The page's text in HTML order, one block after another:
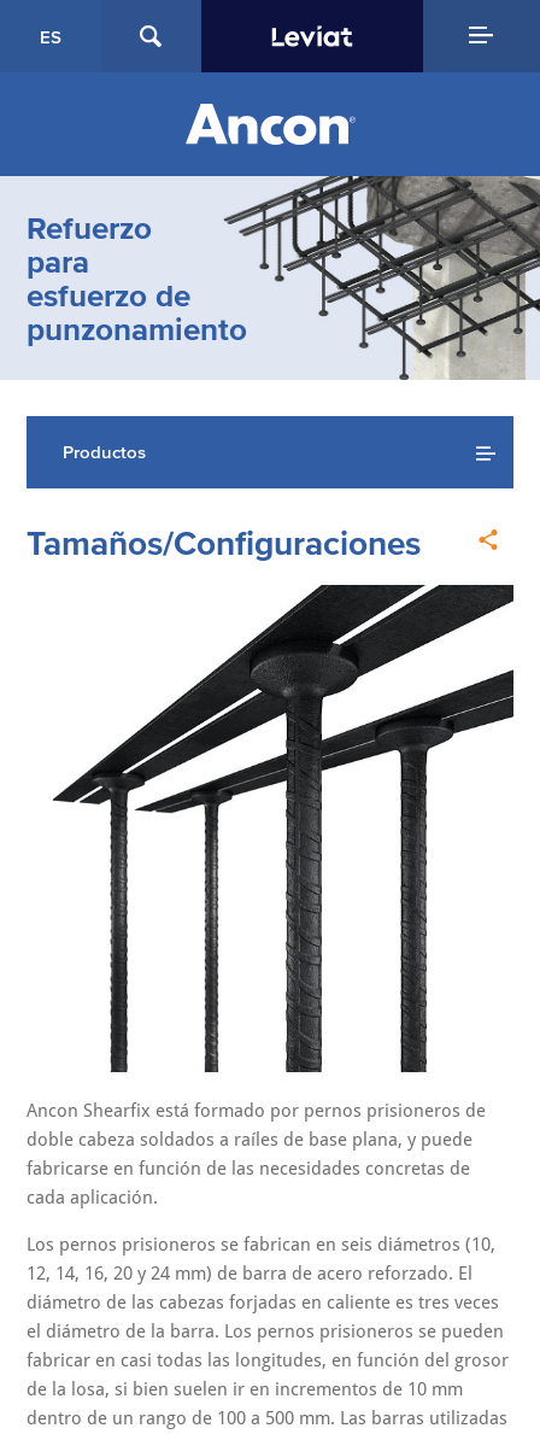
ES
Refuerzo
para
esfuerzo de
punzonamiento
Productos
Tamaños/Configuraciones
Ancon Shearfix está formado por pernos prisioneros de
doble cabeza soldados a raíles de base plana, y puede
fabricarse en función de las necesidades concretas de
cada aplicación.
Los pernos prisioneros se fabrican en seis diámetros (10,
12, 14, 16, 20 y 24 mm) de barra de acero reforzado. El
diámetro de las cabezas forjadas en caliente es tres veces
el diámetro de la barra. Los pernos prisioneros se pueden
fabricar en casi todas las longitudes, en función del grosor
de la losa, si bien suelen ir en incrementos de 10 mm
dentro de un rango de 100 a 500 mm. Las barras utilizadas